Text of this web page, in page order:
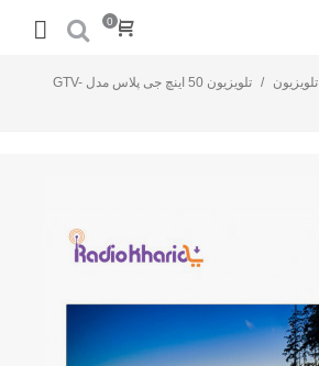
0
تلویزیون /
تلویزیون 50 اینچ جی پلاس مدل GTV-